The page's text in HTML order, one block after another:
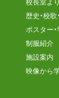
校長室より
歴史・校歌
ポスター
制服紹介
施設案内
映像から